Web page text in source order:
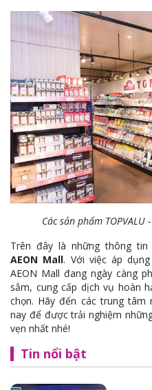
Các sản phẩm
Trên đây là những thông tin
AEON Mall. Với việc áp
AEON Mall đang ngày càng
sắm, cung cấp dịch vụ hoàn
chọn. Hãy đến các trung tâm
nay để được trải nghiệm
vẹn nhất nhé!
Tin nổi bật